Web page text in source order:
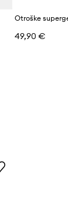
Otroške
49,90 €